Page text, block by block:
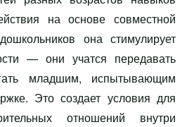
на основе совместной
она стимулирует
— они учатся передавать
младшим, испытывающим
Это создает условия для
отношений внутри